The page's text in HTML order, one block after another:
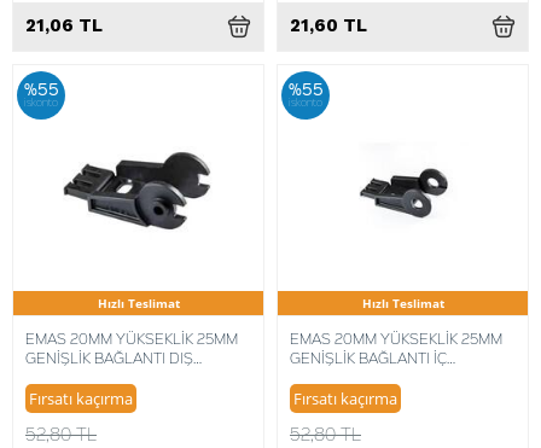
21,06 TL 21,60 TL
%55
iskonto
Hızlı Teslimat
EMAS 20MM YÜKSEKLİK 25MM
GENİŞLİK BAĞLANTI DIŞ
Fırsatı kaçırma
52,80 TL
%55
iskonto
Hızlı Teslimat
EMAS 20MM YÜKSEKLİK 25MM
GENİŞLİK BAĞLANTI İÇ
Fırsatı kaçırma
52,80 TL